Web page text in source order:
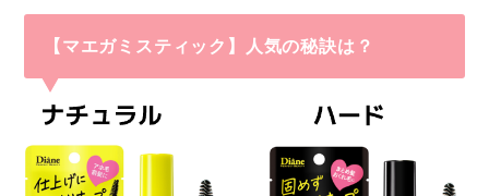
【マエガミスティック】人気の秘訣は？